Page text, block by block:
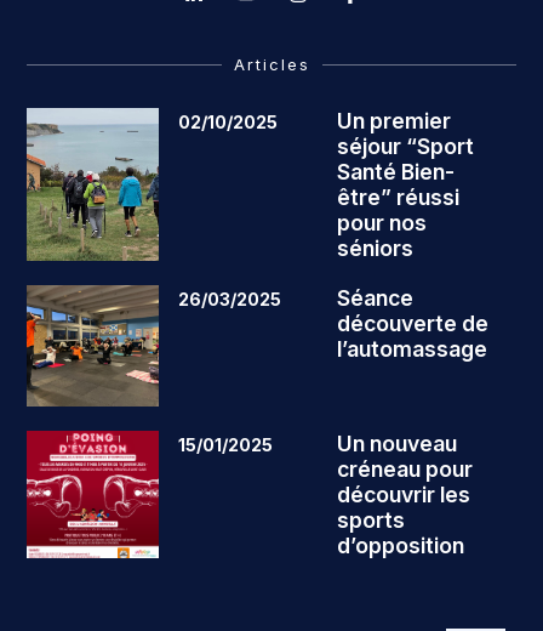
Articles
02/10/2025
Un premier
séjour “Sport
Santé Bien-
être” réussi
pour nos
séniors
26/03/2025
Séance
découverte de
l’automassage
15/01/2025
Un nouveau
créneau pour
découvrir les
sports
d’opposition